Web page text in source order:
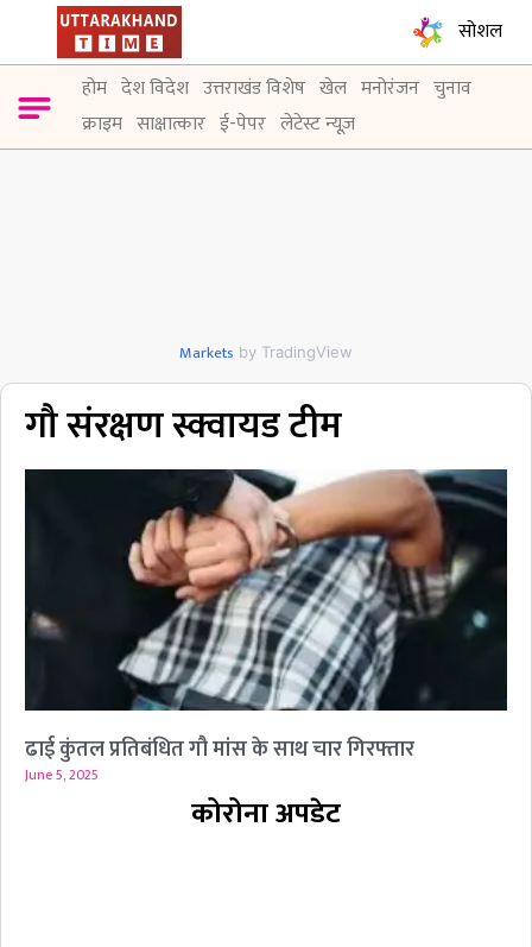
सोशल
होम देश विदेश उत्तराखंड विशेष खेल मनोरंजन चुनाव
क्राइम साक्षात्कार ई-पेपर लेटेस्ट न्यूज़
Markets by TradingView
गौ संरक्षण स्क्वायड टीम
ढाई कुंतल प्रतिबंधित गौ मांस के साथ चार गिरफ्तार
June 5, 2025
कोरोना अपडेट